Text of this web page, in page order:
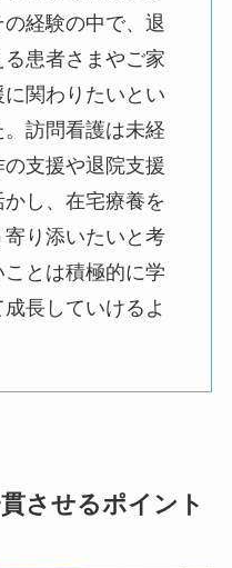
経験の中で、退
患者さまやご家
関わりたいとい
訪問看護は未経
支援や退院支援
し、在宅療養を
り添いたいと考
とは積極的に学
長していけるよ
させるポイント